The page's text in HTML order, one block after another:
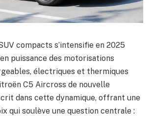
compacts s’intensifie en 2025
puissance des motorisations
électriques et thermiques
C5 Aircross de nouvelle
dans cette dynamique, offrant une
qui soulève une question centrale :